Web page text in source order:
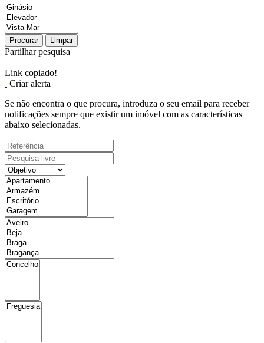
Procurar Limpar
Partilhar pesquisa
Link copiado!
Criar alerta
Se não encontra o que procura, introduza o seu email para receber
notificações sempre que existir um imóvel com as características
abaixo selecionadas.